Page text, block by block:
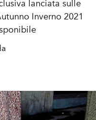
lanciata sulle
Inverno 2021